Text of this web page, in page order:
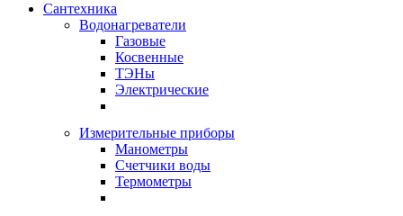
Сантехника
Водонагреватели
Газовые
Косвенные
ТЭНы
Электрические
Измерительные приборы
Манометры
Счетчики воды
Термометры